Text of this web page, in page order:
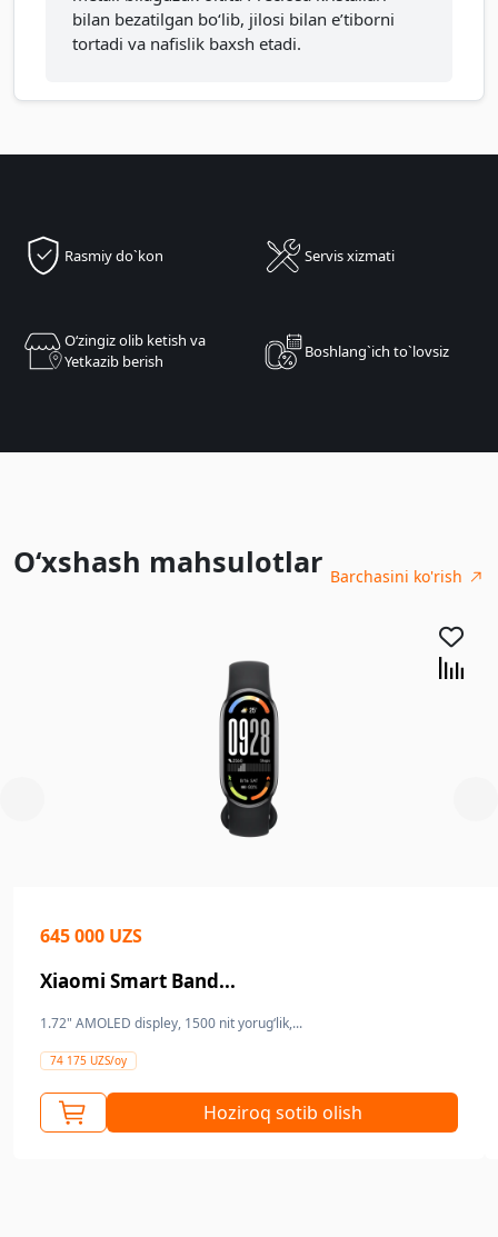
bilan bezatilgan bo‘lib, jilosi bilan e’tiborni
tortadi va nafislik baxsh etadi.
Rasmiy do`kon Servis xizmati
Oʻzingiz olib ketish va
Yetkazib berish
Boshlang`ich to`lovsiz
O‘xshash mahsulotlar Barchasini ko'rish
645 000 UZS
Xiaomi Smart Band...
1.72" AMOLED displey, 1500 nit yorugʻlik,...
74 175 UZS/oy
Hoziroq sotib olish